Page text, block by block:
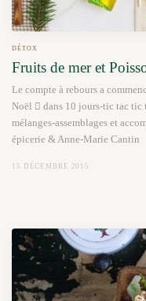
DÉTOX
Fruits de mer et
Le compte à rebours a
Noël  dans 10 jours-tic tac tic
mélanges-assemblages et
épicerie & Anne-Marie Cantin
15 DÉCEMBRE 2015